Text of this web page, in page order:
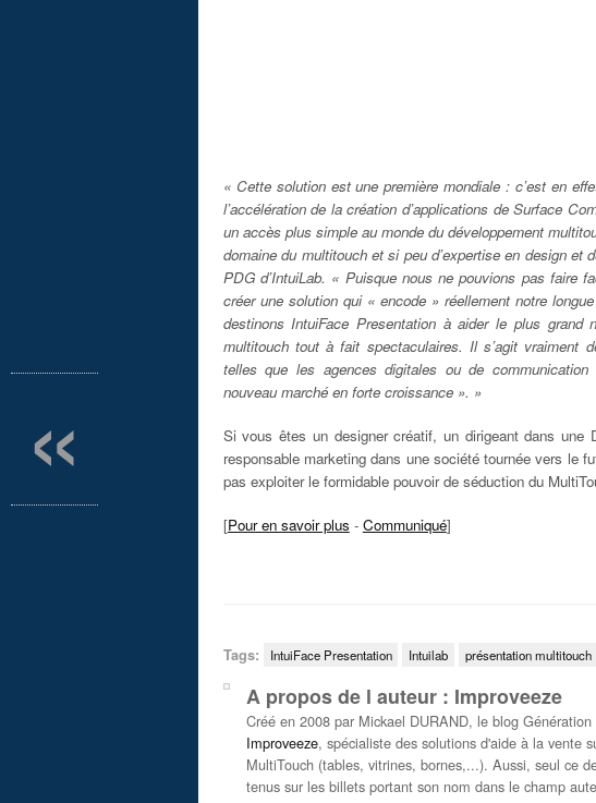
« Cette solution est une première mondiale : c’est en
l’accélération de la création d’applications de Surface
un accès plus simple au monde du développement
domaine du multitouch et si peu d’expertise en design et
PDG d’IntuiLab. « Puisque nous ne pouvions pas faire
créer une solution qui « encode » réellement notre
destinons IntuiFace Presentation à aider le plus grand
multitouch tout à fait spectaculaires. Il s’agit vraiment
telles que les agences digitales ou de
nouveau marché en forte croissance ». »
Si vous êtes un designer créatif, un dirigeant dans une
responsable marketing dans une société tournée vers le
pas exploiter le formidable pouvoir de séduction du
[Pour en savoir plus - Communiqué]
Tags: IntuiFace Presentation Intuilab présentation multitouch
A propos de l auteur : Improveeze
Créé en 2008 par Mickael DURAND, le blog
Improveeze, spécialiste des solutions d'aide à la vente
MultiTouch (tables, vitrines, bornes,...). Aussi, seul ce
tenus sur les billets portant son nom dans le champ
«